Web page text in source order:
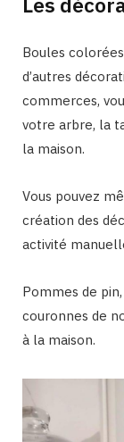
Boules
d’autres
commerces,
votre arbre, la
la maison.
Vous pouvez
création des
activité
Pommes de
couronnes de
à la maison.